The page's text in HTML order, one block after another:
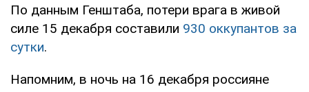
По данным Генштаба, потери врага в живой
силе 15 декабря составили 930 оккупантов за
сутки.
Напомним, в ночь на 16 декабря россияне